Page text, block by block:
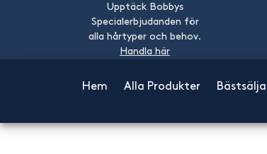
Upptäck Bobbys
Specialerbjudanden för
alla hårtyper och behov.
Handla här
Hem Alla Produkter